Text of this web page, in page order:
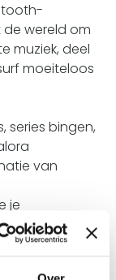
wereld om
muziek, deel
moeiteloos
series bingen,
van
je
met deze